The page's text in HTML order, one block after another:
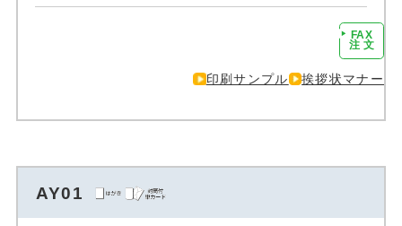
FAX
注 文
印刷サンプル 挨拶状マナー
AY01